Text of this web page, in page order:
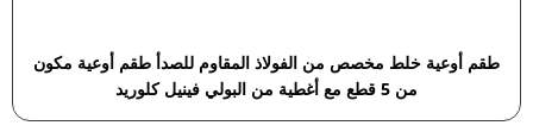
طقم أوعية خلط مخصص من الفولاذ المقاوم للصدأ طقم أوعية مكون
من 5 قطع مع أغطية من البولي فينيل كلوريد